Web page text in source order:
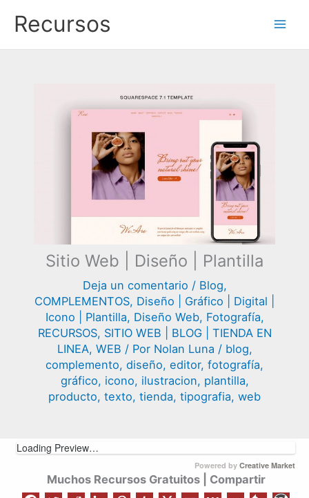
contenido
Recursos
Sitio Web | Diseño | Plantilla
Deja un comentario / Blog,
COMPLEMENTOS, Diseño | Gráfico | Digital |
Icono | Plantilla, Diseño Web, Fotografía,
RECURSOS, SITIO WEB | BLOG | TIENDA EN
LINEA, WEB / Por Nolan Luna / blog,
complemento, diseño, editor, fotografía,
gráfico, icono, ilustracion, plantilla,
producto, texto, tienda, tipografia, web
Loading Preview…
Powered by Creative Market
Muchos Recursos Gratuitos | Compartir